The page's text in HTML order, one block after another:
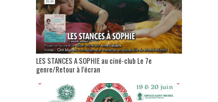
LES STANCES A SOPHIE au ciné-club Le 7e
genre/Retour à l’écran